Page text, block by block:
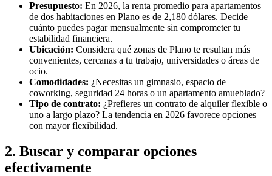
Presupuesto: En 2026, la renta promedio para apartamentos
de dos habitaciones en Plano es de 2,180 dólares. Decide
cuánto puedes pagar mensualmente sin comprometer tu
estabilidad financiera.
Ubicación: Considera qué zonas de Plano te resultan más
convenientes, cercanas a tu trabajo, universidades o áreas de
ocio.
Comodidades: ¿Necesitas un gimnasio, espacio de
coworking, seguridad 24 horas o un apartamento amueblado?
Tipo de contrato: ¿Prefieres un contrato de alquiler flexible o
uno a largo plazo? La tendencia en 2026 favorece opciones
con mayor flexibilidad.
2. Buscar y comparar opciones
efectivamente